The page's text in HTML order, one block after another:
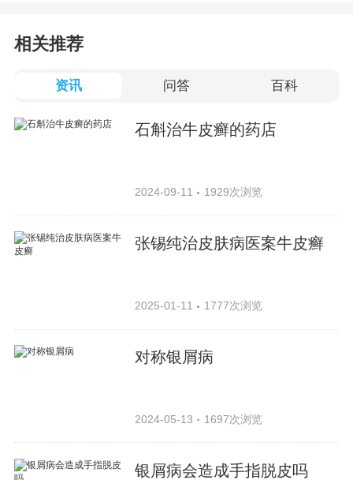
相关推荐
资讯 问答 百科
石斛治牛皮癣的药店
2024-09-11 1929次浏览
张锡纯治皮肤病医案牛皮癣
2025-01-11 1777次浏览
对称银屑病
2024-05-13 1697次浏览
银屑病会造成手指脱皮吗